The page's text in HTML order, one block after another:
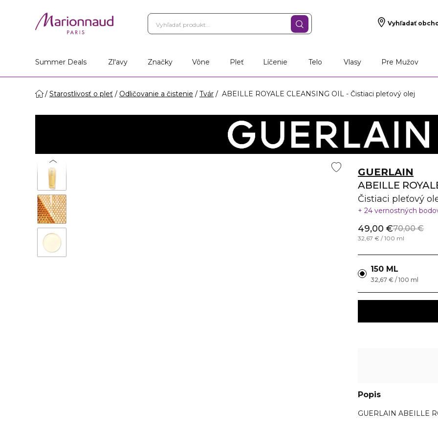
Vyhľadať
Summer Deals Zl'avy Značky Vône Pleť Líčenie Telo Vlasy Pre Mužov
Starostlivosť o pleť Odličovanie a čistenie Tvár ABEILLE ROYALE CLEANSING OIL - Čistiaci pleťový olej
GUERLAIN
ABEILLE
Čistiaci pleťový
24 vernostných
49,00 €70,00 €
32,67 € / 100 ml
150 ML
32,67 € / 100 ml
Popis
GUERLAIN ABEILLE